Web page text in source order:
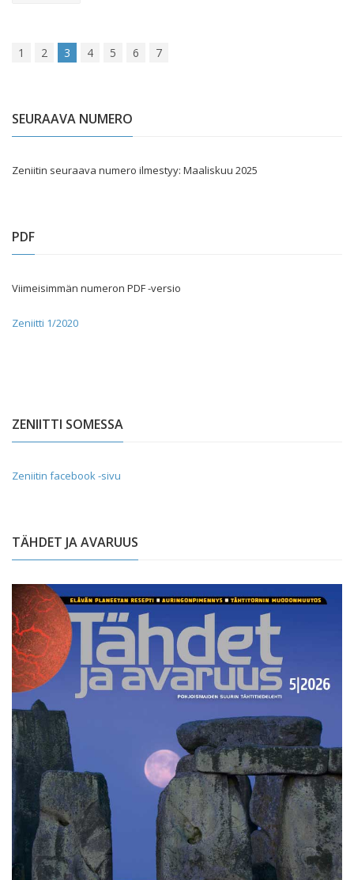
1 2 3 4 5 6 7
SEURAAVA NUMERO
Zeniitin seuraava numero ilmestyy: Maaliskuu 2025
PDF
Viimeisimmän numeron PDF -versio
Zeniitti 1/2020
ZENIITTI SOMESSA
Zeniitin facebook -sivu
TÄHDET JA AVARUUS